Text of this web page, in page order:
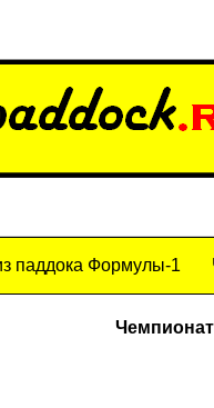
паддока Формулы-1